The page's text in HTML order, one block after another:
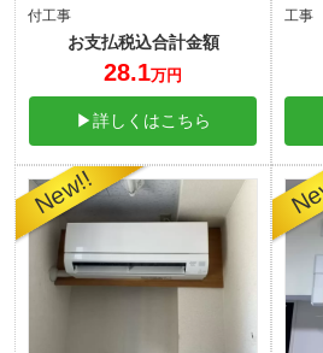
付工事
お支払税込合計金額
28.1万円
▶詳しくはこちら
工事